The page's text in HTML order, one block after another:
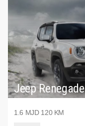
Jeep Renegade
1.6 MJD 120 KM